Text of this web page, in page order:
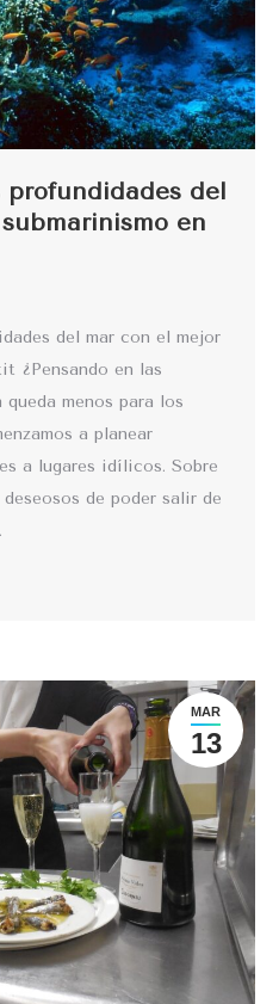
profundidades del
en
del mar con el mejor
¿Pensando en las
menos para los
a planear
a lugares idílicos. Sobre
de poder salir de
MAR
13